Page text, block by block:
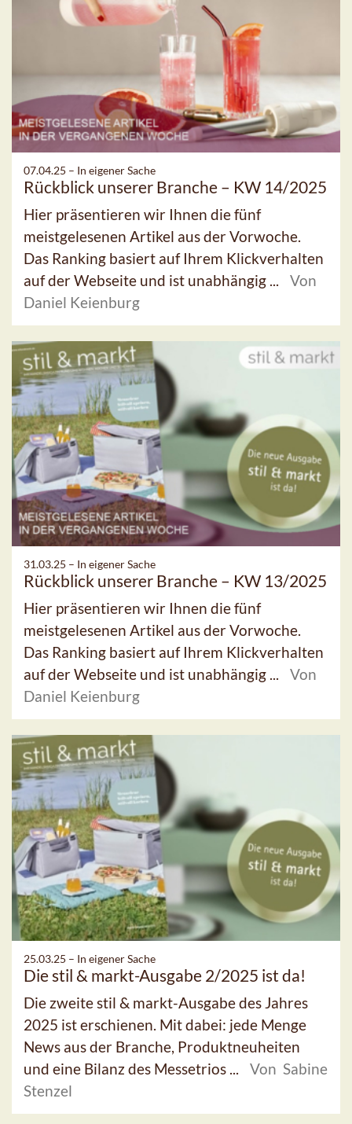
07.04.25 – In eigener Sache
Rückblick unserer Branche – KW 14/2025
Hier präsentieren wir Ihnen die fünf
meistgelesenen Artikel aus der Vorwoche.
Das Ranking basiert auf Ihrem Klickverhalten
auf der Webseite und ist unabhängig ...
Von
Daniel Keienburg
31.03.25 – In eigener Sache
Rückblick unserer Branche – KW 13/2025
Hier präsentieren wir Ihnen die fünf
meistgelesenen Artikel aus der Vorwoche.
Das Ranking basiert auf Ihrem Klickverhalten
auf der Webseite und ist unabhängig ...
Von
Daniel Keienburg
25.03.25 – In eigener Sache
Die stil & markt-Ausgabe 2/2025 ist da!
Die zweite stil & markt-Ausgabe des Jahres
2025 ist erschienen. Mit dabei: jede Menge
News aus der Branche, Produktneuheiten
und eine Bilanz des Messetrios ...
Von Sabine
Stenzel